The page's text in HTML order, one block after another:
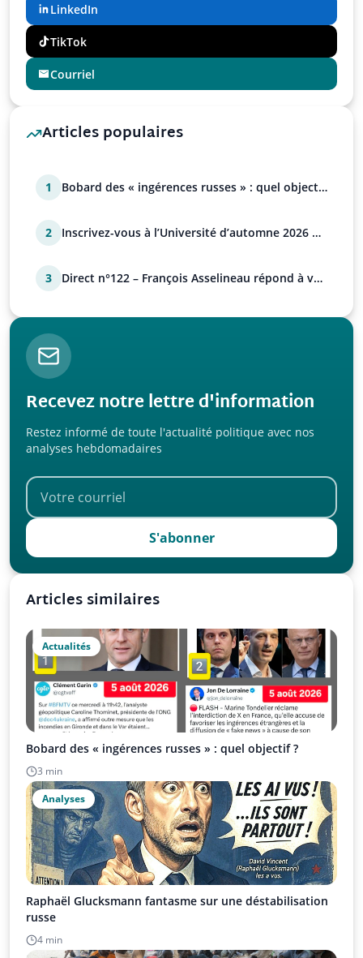
LinkedIn
TikTok
Courriel
Articles populaires
1
Bobard des « ingérences russes » : quel objectif
2
Inscrivez-vous à l’Université d’automne 2026 de
3
Direct n°122 – François Asselineau répond à vos
Recevez notre lettre d'information
Restez informé de toute l'actualité politique avec nos
analyses hebdomadaires
S'abonner
Articles similaires
Actualités
Bobard des « ingérences russes » : quel objectif ?
3 min
Analyses
Raphaël Glucksmann fantasme sur une déstabilisation
russe
4 min